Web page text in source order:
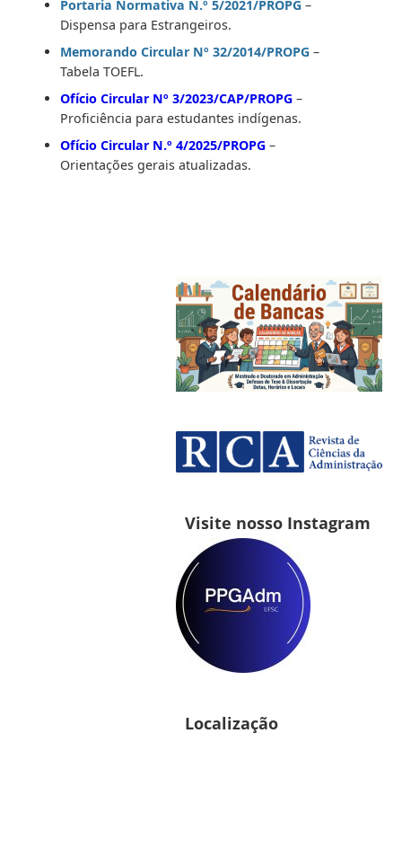
Portaria Normativa N.º 5/2021/PROPG –
Dispensa para Estrangeiros.
Memorando Circular Nº 32/2014/PROPG –
Tabela TOEFL.
Ofício Circular Nº 3/2023/CAP/PROPG –
Proficiência para estudantes indígenas.
Ofício Circular N.º 4/2025/PROPG –
Orientações gerais atualizadas.
Visite nosso Instagram
Localização